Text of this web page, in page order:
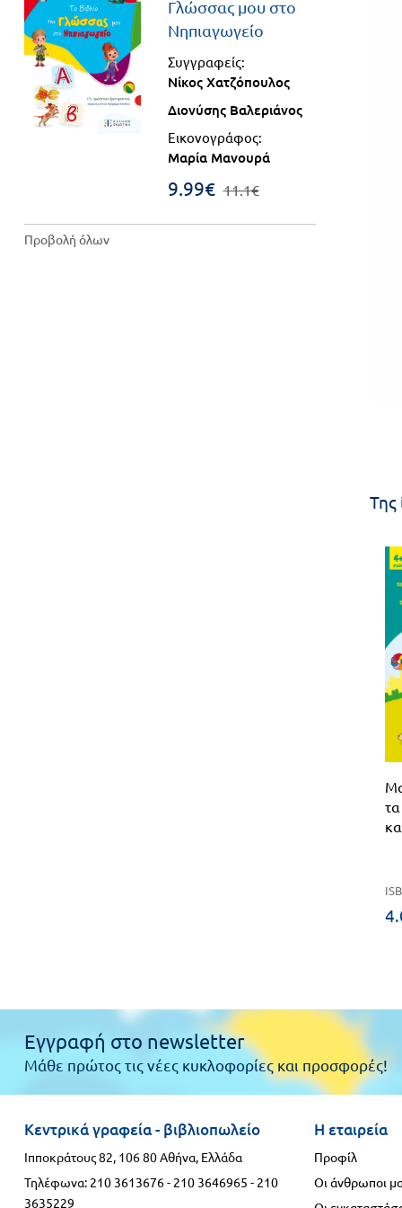
Βιβλιοθήκη
του
εκπαιδευτικού
Πανελλήνιοι
Μαθητικοί
Παιχνίδια
Γ΄
Τάξη
Ε.ΠΑΛ.
λύκειο
Γλώσσας μου στο
Νηπιαγωγείο
Συγγραφείς:
Νίκος Χατζόπουλος
Διονύσης Βαλεριάνος
Εικονογράφος:
Μαρία Μανουρά
9.99€ 11.1€
Προβολή όλων
Της
Εγγραφή στο newsletter
Μάθε πρώτος τις νέες κυκλοφορίες και προσφορές!
Κεντρικά γραφεία - βιβλιοπωλείο
Ιπποκράτους 82, 106 80 Αθήνα, Ελλάδα
Τηλέφωνα: 210 3613676- 210 3646965 - 210
3635229
Η εταιρεία
Προφίλ
Οι άνθρωποι